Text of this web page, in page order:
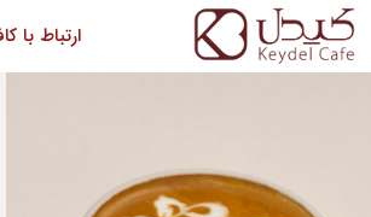
ارتباط با